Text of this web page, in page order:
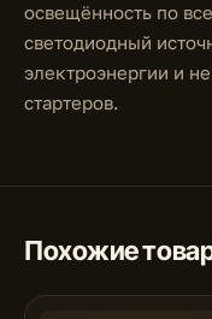
освещённость по
светодиодный
электроэнергии и
стартеров.
Похожие